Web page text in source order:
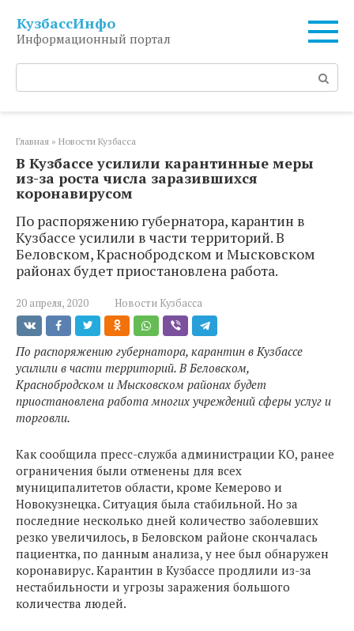
контенту
КузбассИнфо
Информационный портал
Поиск:
Главная » Новости Кузбасса
В Кузбассе усилили карантинные меры
из-за роста числа заразившихся
коронавирусом
По распоряжению губернатора, карантин в
Кузбассе усилили в части территорий. В
Беловском, Краснобродском и Мысковском
районах будет приостановлена работа.
20 апреля, 2020 Новости Кузбасса
По распоряжению губернатора, карантин в Кузбассе
усилили в части территорий. В Беловском,
Краснобродском и Мысковском районах будет
приостановлена работа многих учреждений сферы услуг и
торговли.
Как сообщила пресс-служба администрации КО, ранее
ограничения были отменены для всех
муниципалитетов области, кроме Кемерово и
Новокузнецка. Ситуация была стабильной. Но за
последние несколько дней количество заболевших
резко увеличилось, в Беловском районе скончалась
пациентка, по данным анализа, у нее был обнаружен
коронавирус. Карантин в Кузбассе продлили из-за
нестабильности и угрозы заражения большого
количества людей.